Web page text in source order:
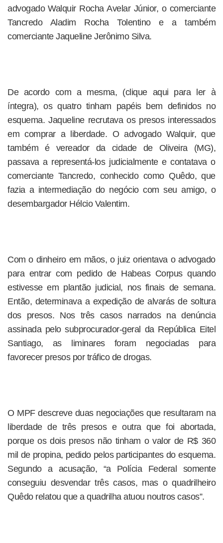
advogado Walquir Rocha Avelar Júnior, o comerciante
Tancredo Aladim Rocha Tolentino e a também
comerciante Jaqueline Jerônimo Silva.
De acordo com a mesma, (clique aqui para ler à
íntegra), os quatro tinham papéis bem definidos no
esquema. Jaqueline recrutava os presos interessados
em comprar a liberdade. O advogado Walquir, que
também é vereador da cidade de Oliveira (MG),
passava a representá-los judicialmente e contatava o
comerciante Tancredo, conhecido como Quêdo, que
fazia a intermediação do negócio com seu amigo, o
desembargador Hélcio Valentim.
Com o dinheiro em mãos, o juiz orientava o advogado
para entrar com pedido de Habeas Corpus quando
estivesse em plantão judicial, nos finais de semana.
Então, determinava a expedição de alvarás de soltura
dos presos. Nos três casos narrados na denúncia
assinada pelo subprocurador-geral da República Eitel
Santiago, as liminares foram negociadas para
favorecer presos por tráfico de drogas.
O MPF descreve duas negociações que resultaram na
liberdade de três presos e outra que foi abortada,
porque os dois presos não tinham o valor de R$ 360
mil de propina, pedido pelos participantes do esquema.
Segundo a acusação, “a Polícia Federal somente
conseguiu desvendar três casos, mas o quadrilheiro
Quêdo relatou que a quadrilha atuou noutros casos”.